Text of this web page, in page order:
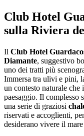
Club Hotel
sulla Riviera
Il Club Hotel
Diamante, suggestivo
uno dei tratti più
Immersa tra ulivi e pini,
un contesto naturale che
paesaggio. Il complesso
una serie di graziosi
riservati e accoglienti,
desiderano vivere il